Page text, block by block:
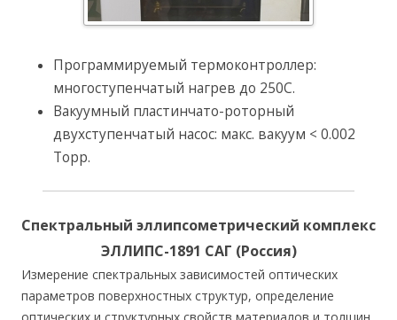
Программируемый термоконтроллер:
многоступенчатый нагрев до 250C.
Вакуумный пластинчато-роторный
двухступенчатый насос: макс. вакуум < 0.002
Торр.
Спектральный эллипсометрический комплекс
ЭЛЛИПС-1891 САГ (Россия)
Измерение спектральных зависимостей оптических
параметров поверхностных структур, определение